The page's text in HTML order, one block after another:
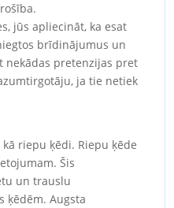
jūs apliecināt, ka esat
brīdinājumus un
nekādas pretenzijas pret
ja tie netiek
riepu ķēdi. Riepu ķēde
Šis
un trauslu
ķēdēm. Augsta